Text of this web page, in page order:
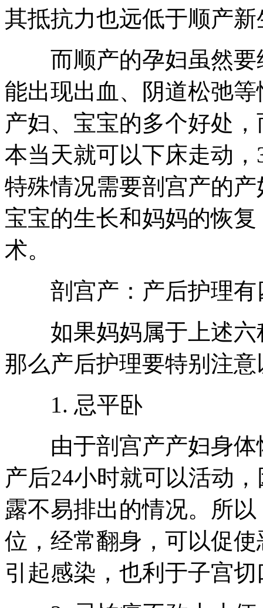
其抵抗力也远低于顺产新
而顺产的孕妇虽然要
能出现出血、阴道松弛
产妇、宝宝的多个好处
本当天就可以下床走动
特殊情况需要剖宫产的
宝宝的生长和妈妈的恢
术。
剖宫产：产后护理有
如果妈妈属于上述六
那么产后护理要特别注
1. 忌平卧
由于剖宫产产妇身体
产后24小时就可以活动
露不易排出的情况。所
位，经常翻身，可以促
引起感染，也利于子宫